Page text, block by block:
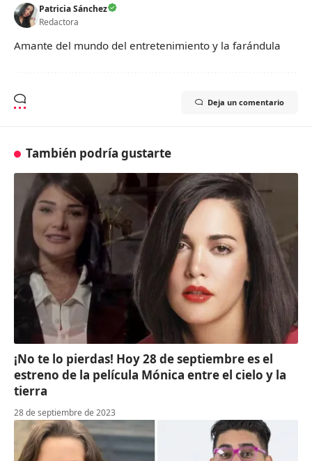
Patricia Sánchez
Redactora
Amante del mundo del entretenimiento y la farándula
Deja un comentario
También podría gustarte
¡No te lo pierdas! Hoy 28 de septiembre es el
estreno de la película Mónica entre el cielo y la
tierra
28 de septiembre de 2023